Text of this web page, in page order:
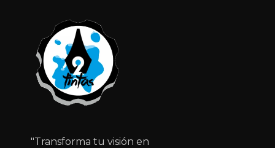
"Transforma tu visión en